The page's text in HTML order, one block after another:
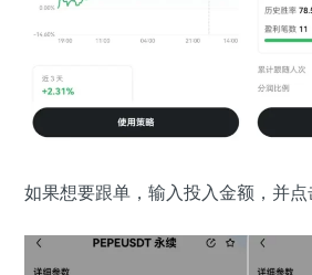
如果想要跟单，输入投入金额，并点